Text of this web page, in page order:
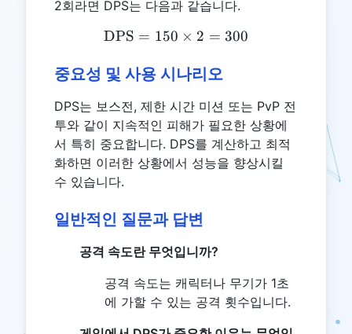
2회라면 DPS는 다음과 같습니다.
\text{DPS} = 150 \times
DPS = 150 × 2 = 300
중요성 및 사용 시나리오
DPS는 보스전, 제한 시간 미션 또는 PvP 전
투와 같이 지속적인 피해가 필요한 상황에
서 특히 중요합니다. DPS를 계산하고 최적
화하면 이러한 상황에서 성능을 향상시킬
수 있습니다.
일반적인 질문과 답변
공격 속도란 무엇입니까?
공격 속도는 캐릭터나 무기가 1초
에 가할 수 있는 공격 횟수입니다.